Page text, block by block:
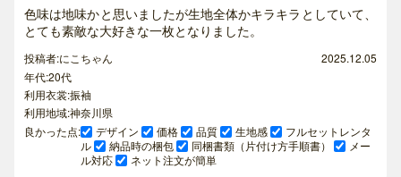
色味は地味かと思いましたが生地全体かキラキラとしていて、
とても素敵な大好きな一枚となりました。
投稿者:にこちゃん
2025.12.05
年代:20代
利用衣裳:振袖
利用地域:神奈川県
良かった点:
デザイン 価格 品質 生地感
フルセットレンタ
ル
納品時の梱包 同梱書類（片付け方手順書）
メー
ル対応
ネット注文が簡単